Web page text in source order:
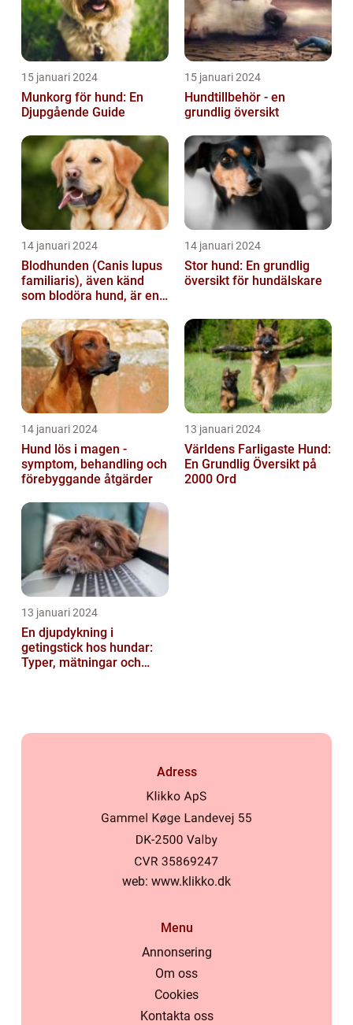
15 januari 2024
Munkorg för hund: En
Djupgående Guide
15 januari 2024
Hundtillbehör - en
grundlig översikt
14 januari 2024
Blodhunden (Canis lupus
familiaris), även känd
som blodöra hund, är en
kara...
14 januari 2024
Stor hund: En grundlig
översikt för hundälskare
14 januari 2024
Hund lös i magen -
symptom, behandling och
förebyggande åtgärder
13 januari 2024
Världens Farligaste Hund:
En Grundlig Översikt på
2000 Ord
13 januari 2024
En djupdykning i
getingstick hos hundar:
Typer, mätningar och
Adress
web: www.klikko.dk
Menu
Annonsering
Om oss
Cookies
Kontakta oss